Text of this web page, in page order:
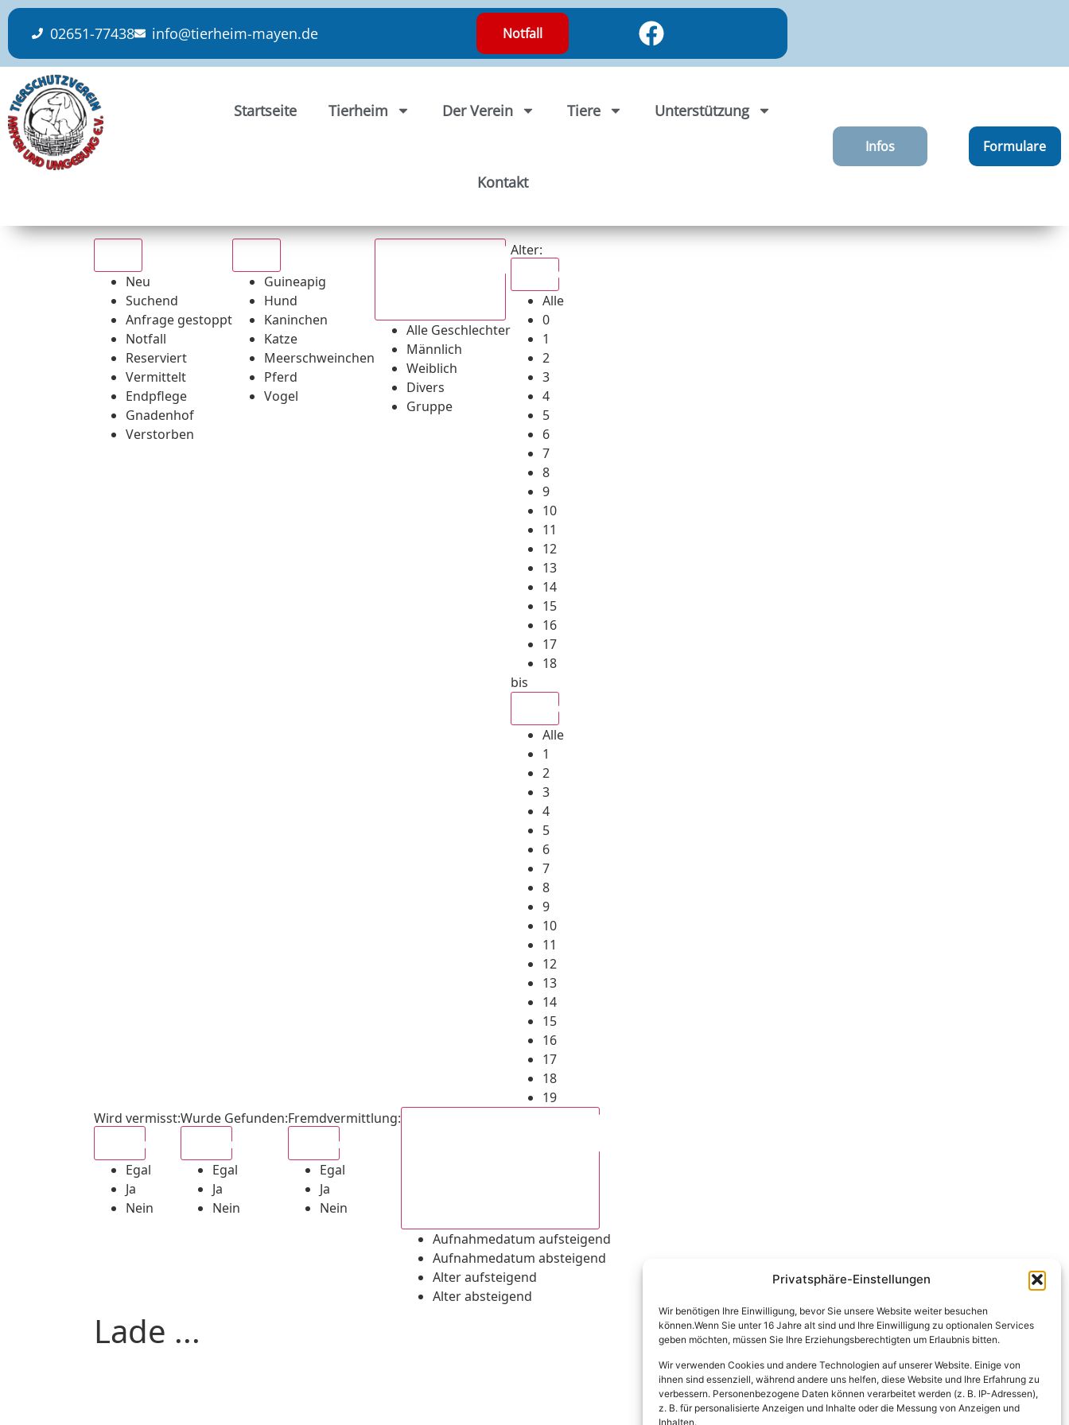
Privatsphäre-Einstellungen
Wir benötigen Ihre Einwilligung, bevor Sie unsere Website weiter besuchen
können.Wenn Sie unter 16 Jahre alt sind und Ihre Einwilligung zu optionalen Services
geben möchten, müssen Sie Ihre Erziehungsberechtigten um Erlaubnis bitten.
Wir verwenden Cookies und andere Technologien auf unserer Website. Einige von
ihnen sind essenziell, während andere uns helfen, diese Website und Ihre Erfahrung zu
verbessern. Personenbezogene Daten können verarbeitet werden (z. B. IP-Adressen),
z. B. für personalisierte Anzeigen und Inhalte oder die Messung von Anzeigen und
Inhalten.
content
02651-77438 info@tierheim-mayen.de Notfall
Startseite Tierheim Der Verein Tiere Unterstützung
Kontakt
Infos Formulare
Neu
Suchend
Anfrage gestoppt
Notfall
Reserviert
Vermittelt
Endpflege
Gnadenhof
Verstorben
Guineapig
Hund
Kaninchen
Katze
Meerschweinchen
Pferd
Vogel
Alle Geschlechter
Männlich
Weiblich
Divers
Gruppe
Alter:
Alle
0
1
2
3
4
5
6
7
8
9
10
11
12
13
14
15
16
17
18
bis
Alle
1
2
3
4
5
6
7
8
9
10
11
12
13
14
15
16
17
18
19
Wird vermisst:
Egal
Ja
Nein
Wurde Gefunden:
Egal
Ja
Nein
Fremdvermittlung:
Egal
Ja
Nein
Aufnahmedatum aufsteigend
Aufnahmedatum absteigend
Alter aufsteigend
Alter absteigend
Lade ...